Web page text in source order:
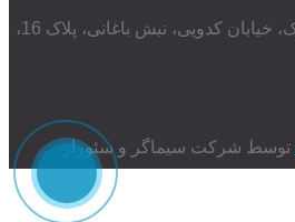
دفتر فنی: تهران، قلهک، خیابان کدویی، نبش باغانی، پلاک 16،
توسط شرکت سیماگر و سئوراز